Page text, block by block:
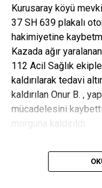
Kurusaray köyü
37 SH 639 plakalı
hakimiyetine
Kazada ağır
112 Acil Sağlık
kaldırılarak tedavi
kaldırılan Onur B. ,
mücadelesini
morguna kaldırıldı.